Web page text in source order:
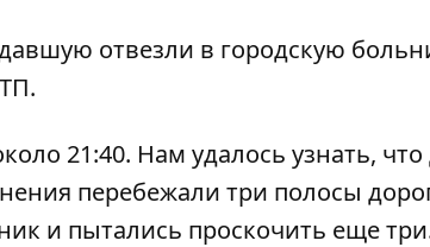
отвезли в городскую
21:40. Нам удалось узнать,
перебежали три полосы
и пытались проскочить еще